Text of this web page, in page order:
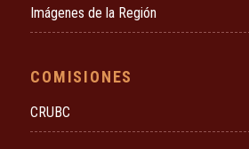
Imágenes de la Región
COMISIONES
CRUBC